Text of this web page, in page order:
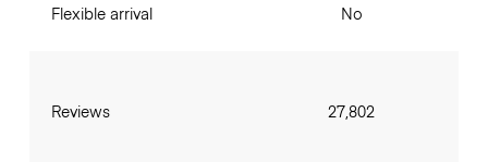
Flexible arrival
Reviews
No
27,802